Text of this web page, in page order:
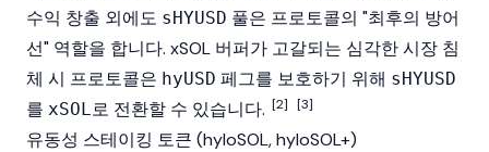
수익 창출 외에도 sHYUSD 풀은 프로토콜의 "최후의 방어
선" 역할을 합니다. xSOL 버퍼가 고갈되는 심각한 시장 침
체 시 프로토콜은 hyUSD 페그를 보호하기 위해 sHYUSD
를 xSOL로 전환할 수 있습니다. [2] [3]
유동성 스테이킹 토큰 (hyloSOL, hyloSOL+)